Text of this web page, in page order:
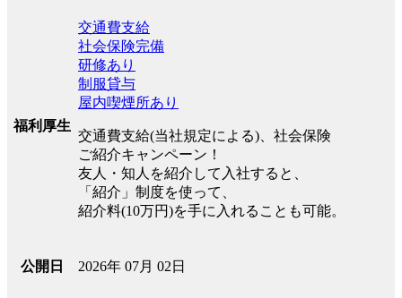
福利厚生
交通費支給
社会保険完備
研修あり
制服貸与
屋内喫煙所あり
交通費支給(当社規定による)、社会保険
ご紹介キャンペーン！
友人・知人を紹介して入社すると、
「紹介」制度を使って、
紹介料(10万円)を手に入れることも可能。
公開日 2026年 07月 02日